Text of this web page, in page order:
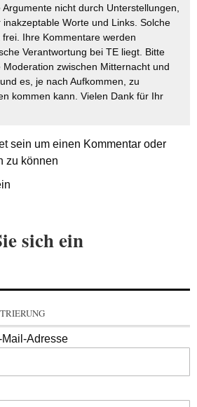
nicht durch Unterstellungen,
Worte und Links. Solche
Ihre Kommentare werden
Verantwortung bei TE liegt. Bitte
zwischen Mitternacht und
es, je nach Aufkommen, zu
kommen kann. Vielen Dank für Ihr
sein um einen Kommentar oder
zu können
sich ein
Adresse